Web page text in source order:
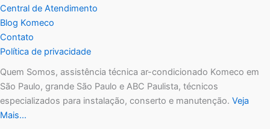
Central de Atendimento
Blog Komeco
Contato
Política de privacidade
Quem Somos, assistência técnica ar-condicionado Komeco em
São Paulo, grande São Paulo e ABC Paulista, técnicos
especializados para instalação, conserto e manutenção. Veja
Mais…